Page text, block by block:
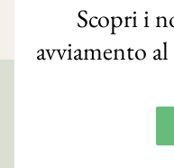
GOLF
Scopri i
avviamento